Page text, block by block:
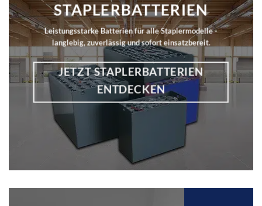
STAPLERBATTERIEN
Leistungsstarke Batterien für alle Staplermodelle -
langlebig, zuverlässig und sofort einsatzbereit.
JETZT STAPLERBATTERIEN
ENTDECKEN